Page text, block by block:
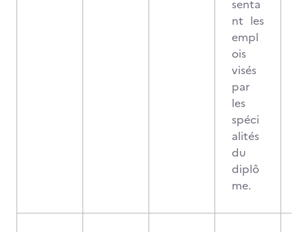
senta
nt les
empl
ois
visés
par
les
spéci
alités
du
diplô
me.